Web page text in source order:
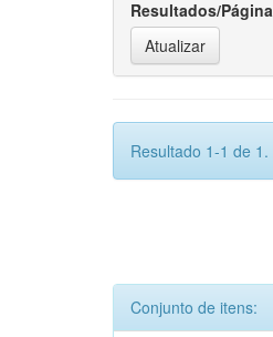
Resultados/Página
Resultado 1-1 de 1.
Conjunto de itens: